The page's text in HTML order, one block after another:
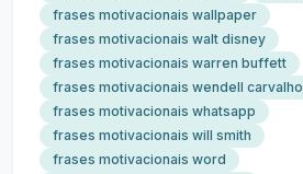
frases motivacionais wallpaper
frases motivacionais walt disney
frases motivacionais warren buffett
frases motivacionais wendell carvalho
frases motivacionais whatsapp
frases motivacionais will smith
frases motivacionais word